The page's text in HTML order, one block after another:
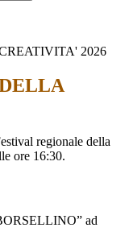
2026
regionale della
ore 16:30.
ad